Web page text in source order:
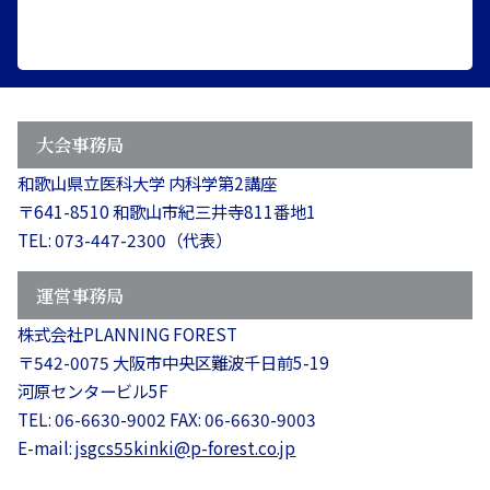
大会事務局
和歌山県立医科大学 内科学第2講座
〒641-8510 和歌山市紀三井寺811番地1
TEL: 073-447-2300（代表）
運営事務局
株式会社PLANNING FOREST
〒542-0075 大阪市中央区難波千日前5-19
河原センタービル5F
TEL: 06-6630-9002 FAX: 06-6630-9003
E-mail:jsgcs55kinki@p-forest.co.jp